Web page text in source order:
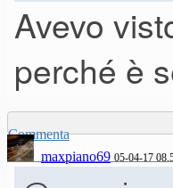
Avevo
perché è
Commenta
maxpiano69 05-04-17